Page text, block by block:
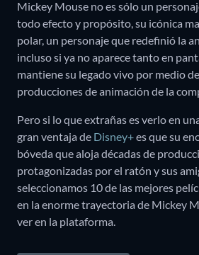
Mickey Mouse no es sólo un
todo efecto y propósito, su icónica
polar, un personaje que redefinió la
incluso si ya no aparece tanto en
mantiene su legado vivo por medio
producciones de animación de la
Pero si lo que extrañas es verlo en
gran ventaja de Disney+es que su
bóveda que aloja décadas de
protagonizadas por el ratón y sus
seleccionamos 10 de las mejores
en la enorme trayectoria de Mickey
ver en la plataforma.